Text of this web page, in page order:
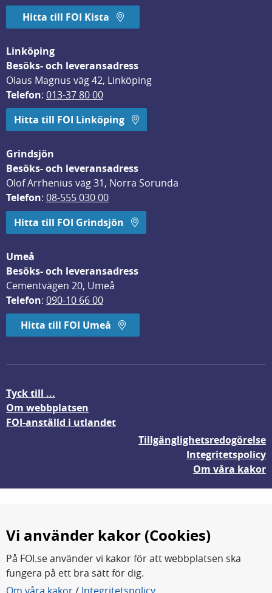
Hitta till FOI Kista
Linköping
Besöks- och leveransadress
Olaus Magnus väg 42, Linköping
Telefon: 013-37 80 00
Hitta till FOI Linköping
Grindsjön
Besöks- och leveransadress
Olof Arrhenius väg 31, Norra Sorunda
Telefon: 08-555 030 00
Hitta till FOI Grindsjön
Umeå
Besöks- och leveransadress
Cementvägen 20, Umeå
Telefon: 090-10 66 00
Hitta till FOI Umeå
Tyck till ...
Om webbplatsen
FOI-anställd i utlandet
Tillgänglighetsredogörelse
Integritetspolicy
Om våra kakor
FOI forskar för en säkrare värld.
Vi använder kakor (Cookies)
På FOI.se använder vi kakor för att webbplatsen ska
fungera på ett bra sätt för dig.